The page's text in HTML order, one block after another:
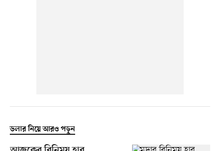
ডলার নিয়ে আরও পড়ুন